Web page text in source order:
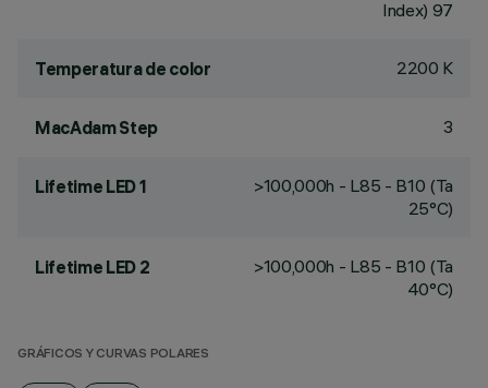
Index) 97
Temperatura de color 2200 K
MacAdam Step 3
Lifetime LED 1
>100,000h - L85 - B10 (Ta
25°C)
Lifetime LED 2
>100,000h - L85 - B10 (Ta
40°C)
GRÁFICOS Y CURVAS POLARES